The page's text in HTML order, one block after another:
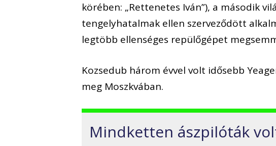
körében: „Rettenetes Iván”), a második
tengelyhatalmak ellen szerveződött
legtöbb ellenséges repülőgépet
Kozsedub három évvel volt idősebb
meg Moszkvában.
Mindketten ászpilóták